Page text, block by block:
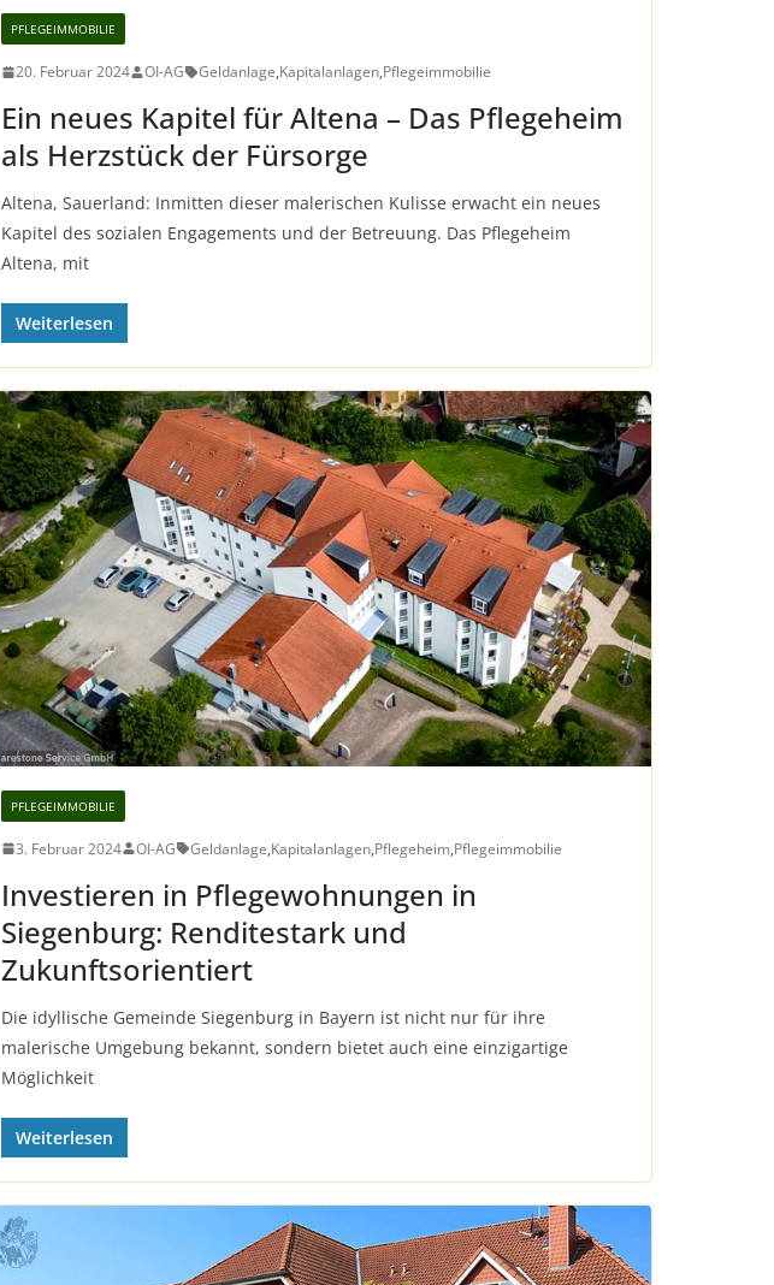
PFLEGEIMMOBILIE
20. Februar 2024 OI-AG Geldanlage,Kapitalanlagen,Pflegeimmobilie
Ein neues Kapitel für Altena – Das Pflegeheim
als Herzstück der Fürsorge
Altena, Sauerland: Inmitten dieser malerischen Kulisse erwacht ein neues
Kapitel des sozialen Engagements und der Betreuung. Das Pflegeheim
Altena, mit
Weiterlesen
PFLEGEIMMOBILIE
3. Februar 2024 OI-AG Geldanlage,Kapitalanlagen,Pflegeheim,Pflegeimmobilie
Investieren in Pflegewohnungen in
Siegenburg: Renditestark und
Zukunftsorientiert
Die idyllische Gemeinde Siegenburg in Bayern ist nicht nur für ihre
malerische Umgebung bekannt, sondern bietet auch eine einzigartige
Möglichkeit
Weiterlesen